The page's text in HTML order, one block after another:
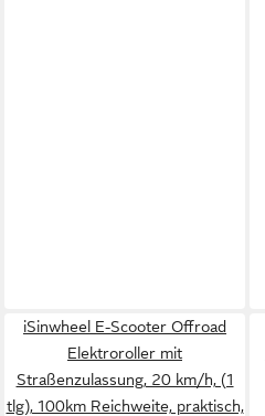
iSinwheel E-Scooter Offroad
Elektroroller mit
Straßenzulassung, 20 km/h, (1
tlg), 100km Reichweite, praktisch,